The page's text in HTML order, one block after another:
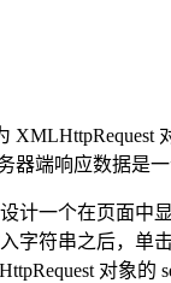
XMLHttpRequest
器端响应数据是
设计一个在页面中
字符串之后，单
对象的